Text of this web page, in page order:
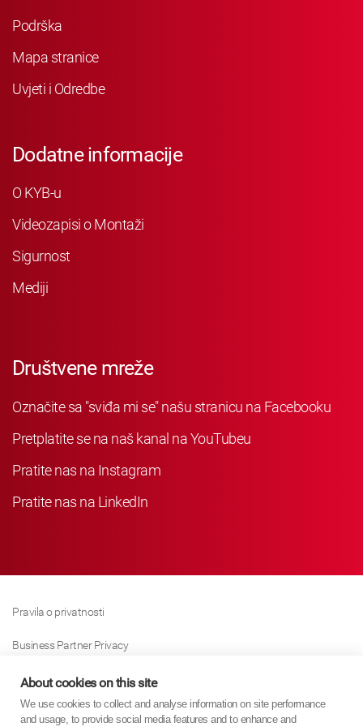
Podrška
Mapa stranice
Uvjeti i Odredbe
Dodatne informacije
O KYB-u
Videozapisi o Montaži
Sigurnost
Mediji
Društvene mreže
Označite sa "sviđa mi se" našu stranicu na Facebooku
Pretplatite se na naš kanal na YouTubeu
Pratite nas na Instagram
Pratite nas na LinkedIn
Pravila o privatnosti
Business Partner Privacy
Pravila O Kolačićima
Modern Slavery Act Policy
About cookies on this site
We use cookies to collect and analyse information on site performance
and usage, to provide social media features and to enhance and